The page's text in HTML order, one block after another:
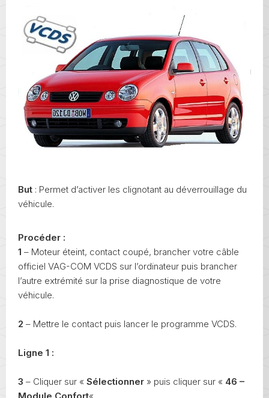
But : Permet d’activer les clignotant au déverrouillage du
véhicule.
Procéder :
1 – Moteur éteint, contact coupé, brancher votre câble
officiel VAG-COM VCDS sur l’ordinateur puis brancher
l’autre extrémité sur la prise diagnostique de votre
véhicule.
2 – Mettre le contact puis lancer le programme VCDS.
Ligne 1 :
3 – Cliquer sur « Sélectionner » puis cliquer sur « 46 –